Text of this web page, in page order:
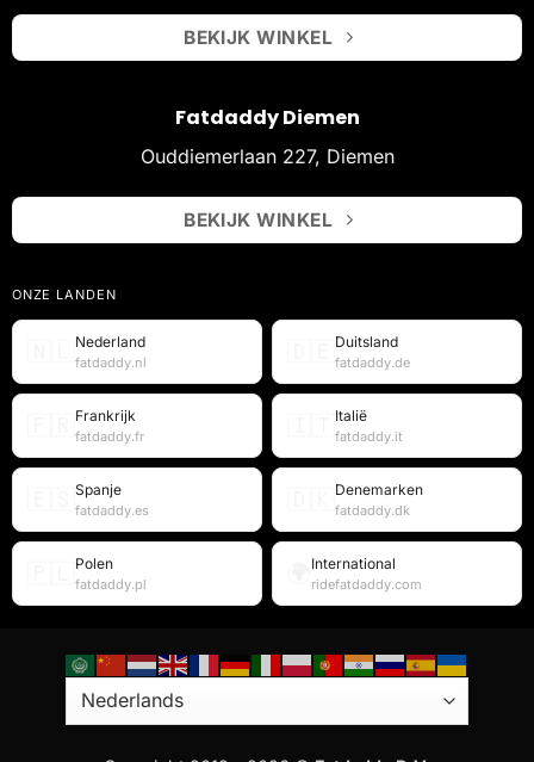
BEKIJK WINKEL
Fatdaddy Diemen
Ouddiemerlaan 227, Diemen
BEKIJK WINKEL
ONZE LANDEN
Nederland
fatdaddy.nl
Duitsland
fatdaddy.de
Frankrijk
fatdaddy.fr
Italië
fatdaddy.it
Spanje
fatdaddy.es
Denemarken
fatdaddy.dk
Polen
fatdaddy.pl
International
ridefatdaddy.com